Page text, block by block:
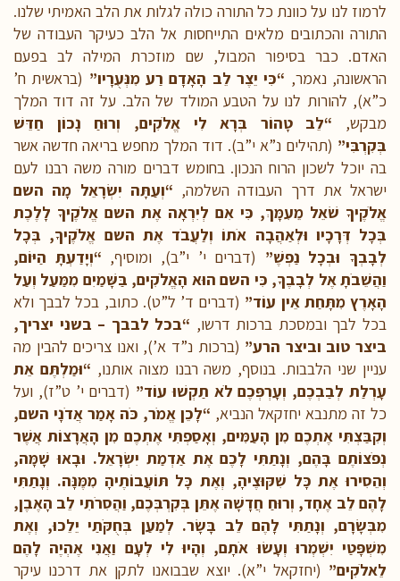
לרמוז לנו על כוונת כל התורה כולה לגלות את הלב האמיתי שלנו.
התורה והכתובים מלאים התייחסות אל הלב כעיקר העבודה של
האדם. כבר בסיפור המבול, שם מוזכרת המילה לב בפעם
הראשונה, נאמר, “כִּי יֵצֶר לֵב הָאָדָם רַע מִנְּעֻרָיו” (בראשית ח’
כ”א), להורות לנו על הטבע המולד של הלב. על זה דוד המלך
מבקש, “לֵב טָהוֹר בְּרָא לִי אֱלֹקִים, וְרוּחַ נָכוֹן חַדֵּשׁ
בְּקִרְבִּי” (תהילים נ”א י”ב). דוד המלך מחפש בריאה חדשה אשר
בה יוכל לשכון הרוח הנכון. בחומש דברים מורה משה רבנו לעם
ישראל את דרך העבודה השלמה, “וְעַתָּה יִשְׂרָאֵל מָה השם
אֱלֹקֶיךָ שֹׁאֵל מֵעִמָּךְ, כִּי אִם לְיִרְאָה אֶת השם אֱלֹקֶיךָ לָלֶכֶת
בְּכָל דְּרָכָיו וּלְאַהֲבָה אֹתוֹ וְלַעֲבֹד אֶת השם אֱלֹקֶיךָ, בְּכָל
לְבָבְךָ וּבְכָל נַפְשֶׁ” (דברים י’ י”ב), ומוסיף, “וְיָדַעְתָּ הַיּוֹם,
וַהֲשֵׁבֹתָ אֶל לְבָבֶךָ, כִּי השם הוּא הָאֱלֹקִים, בַּשָּׁמַיִם מִמַּעַל וְעַל
הָאָרֶץ מִתָּחַת אֵין עוֹד” (דברים ד’ ל”ט). כתוב, בכל לבבך ולא
בכל לבך ובמסכת ברכות דרשו, “בכל לבבך – בשני יצריך,
ביצר טוב וביצר הרע” (ברכות נ”ד א’), ואנו צריכים להבין מה
עניין שני הלבבות. בנוסף, משה רבנו מצוה אותנו, “וּמַלְתֶּם אֵת
עָרְלַת לְבַבְכֶם, וְעָרְפְּכֶם לֹא תַקְשׁוּ עוֹד” (דברים י’ ט”ז), ועל
כל זה מתנבא יחזקאל הנביא, “לָכֵן אֱמֹר, כֹּה אָמַר אֲדֹנָי השם,
וְקִבַּצְתִּי אֶתְכֶם מִן הָעַמִּים, וְאָסַפְתִּי אֶתְכֶם מִן הָאֲרָצוֹת אֲשֶׁר
נְפֹצוֹתֶם בָּהֶם, וְנָתַתִּי לָכֶם אֶת אַדְמַת יִשְׂרָאֵל. וּבָאוּ שָׁמָּה,
וְהֵסִירוּ אֶת כָּל שִׁקּוּצֶיהָ, וְאֶת כָּל תּוֹעֲבוֹתֶיהָ מִמֶּנָּה. וְנָתַתִּי
לָהֶם לֵב אֶחָד, וְרוּחַ חֲדָשָׁה אֶתֵּן בְּקִרְבְּכֶם, וַהֲסִרֹתִי לֵב הָאֶבֶן,
מִבְּשָׂרָם, וְנָתַתִּי לָהֶם לֵב בָּשָׂר. לְמַעַן בְּחֻקֹּתַי יֵלֵכוּ, וְאֶת
מִשְׁפָּטַי יִשְׁמְרוּ וְעָשׂוּ אֹתָם, וְהָיוּ לִי לְעָם וַאֲנִי אֶהְיֶה לָהֶם
לֵאלֹקִים” (יחזקאל י”א). יוצא שבבואנו לתקן את דרכנו עיקר